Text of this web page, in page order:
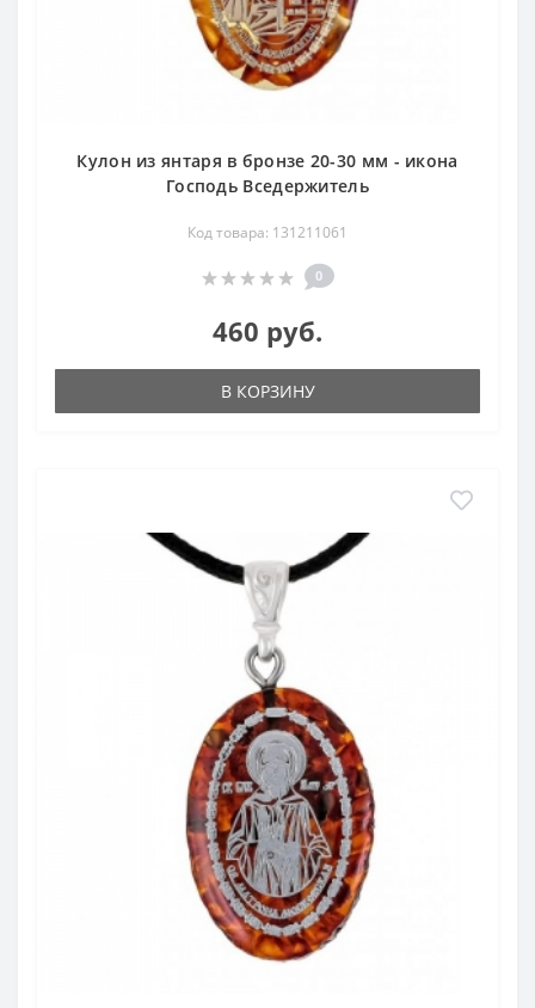
Кулон из янтаря в бронзе 20-30 мм - икона
Господь Вседержитель
Код товара: 131211061
0
460 руб.
В КОРЗИНУ